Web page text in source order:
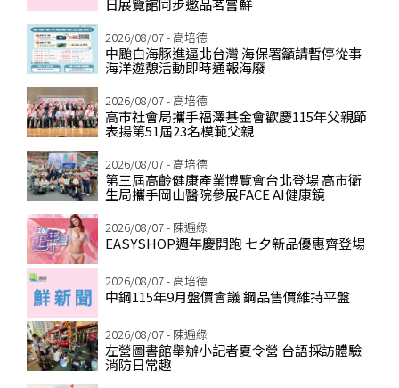
日展覽館同步邀品茗嘗鮮
2026/08/07 - 高培德
中颱白海豚進逼北台灣 海保署籲請暫停從事
海洋遊憩活動即時通報海廢
2026/08/07 - 高培德
高市社會局攜手福澤基金會歡慶115年父親節
表揚第51屆23名模範父親
2026/08/07 - 高培德
第三屆高齡健康產業博覽會台北登場 高市衛
生局攜手岡山醫院參展FACE AI健康鏡
2026/08/07 - 陳遍綠
EASYSHOP週年慶開跑 七夕新品優惠齊登場
2026/08/07 - 高培德
中鋼115年9月盤價會議 鋼品售價維持平盤
2026/08/07 - 陳遍綠
左營圖書館舉辦小記者夏令營 台語採訪體驗
消防日常趣